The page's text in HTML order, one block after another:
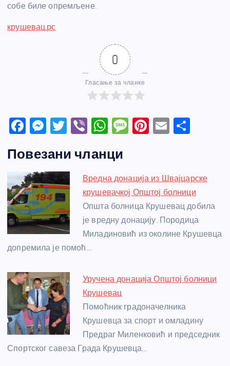
собе биле опремљене.
крушевац.рс
0
Гласање за чланке
F
c
e
b
o
o
k
M
ss
e
n
g
er
T
itt
er
Vi
er
W
at
s
A
p
p
M
a
g
e
Pi
e
st
E
e
Повезани чланци
Вредна донација из Швајцарске
крушевачкој Општој болници
Општа болница Крушевац добила
је вредну донацију. Породица
Миладиновић из околине Крушевца
допремила је помоћ…
Уручена донација Општој болници
Крушевац
Помоћник градоначелника
Крушевца за спорт и омладину
Предраг Миленковић и председник
Спортског савеза Града Крушевца…